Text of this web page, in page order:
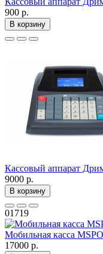
900 р.
В корзину
Кассовый аппарат
9000 р.
В корзину
01719
Мобильная касса
17000 р.